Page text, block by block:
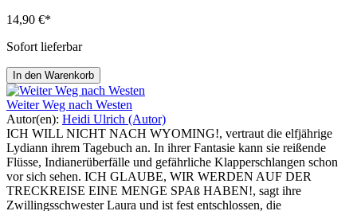
14,90 €*
Sofort lieferbar
In den Warenkorb
Weiter Weg nach Westen
Autor(en): Heidi Ulrich (Autor)
ICH WILL NICHT NACH WYOMING!, vertraut die elfjährige
Lydiann ihrem Tagebuch an. In ihrer Fantasie kann sie reißende
Flüsse, Indianerüberfälle und gefährliche Klapperschlangen schon
vor sich sehen. ICH GLAUBE, WIR WERDEN AUF DER
TRECKREISE EINE MENGE SPAß HABEN!, sagt ihre
Zwillingsschwester Laura und ist fest entschlossen, die